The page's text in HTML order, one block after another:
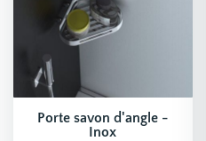
Porte savon d'angle -
Inox